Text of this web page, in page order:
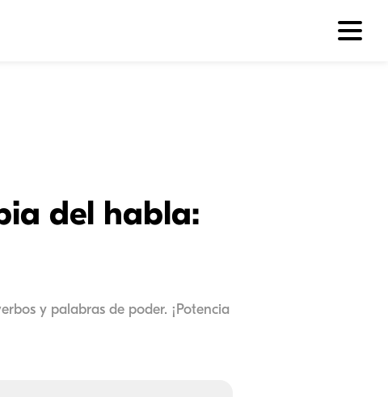
del habla:
y palabras de poder. ¡Potencia